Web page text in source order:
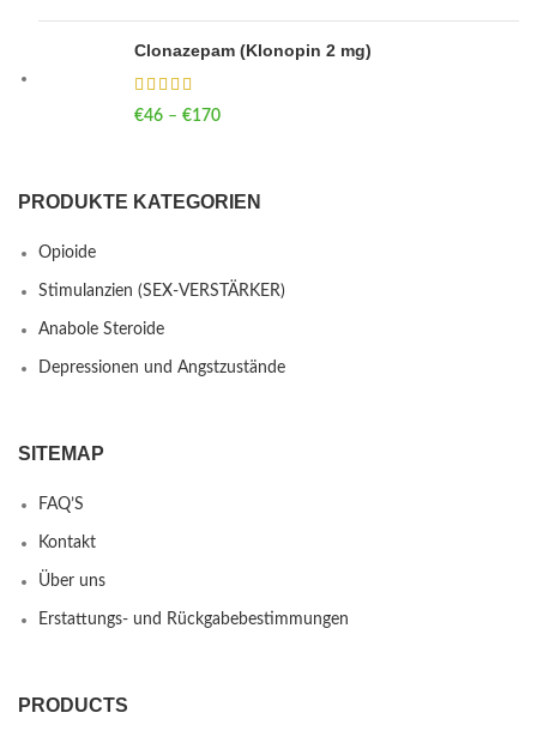
Clonazepam (Klonopin 2 mg)
€46 – €170
PRODUKTE KATEGORIEN
Opioide
Stimulanzien (SEX-VERSTÄRKER)
Anabole Steroide
Depressionen und Angstzustände
SITEMAP
FAQ’S
Kontakt
Über uns
Erstattungs- und Rückgabebestimmungen
PRODUCTS